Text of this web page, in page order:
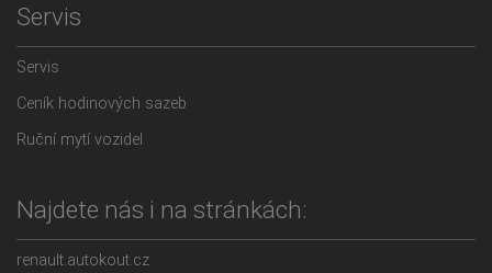
Servis
Servis
Ceník hodinových sazeb
Ruční mytí vozidel
Najdete nás i na stránkách:
renault.autokout.cz